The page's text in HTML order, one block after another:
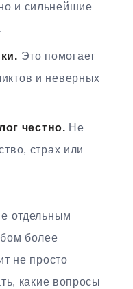
и сильнейшие
Это помогает
и неверных
честно. Не
страх или
отдельным
более
не просто
какие вопросы